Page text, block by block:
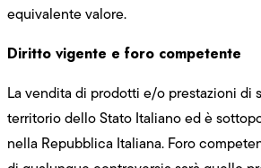
equivalente valore.
Diritto vigente e foro competente
La vendita di prodotti e/o prestazioni di
territorio dello Stato Italiano ed è
nella Repubblica Italiana. Foro